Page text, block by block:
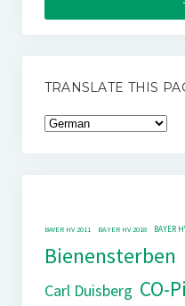
TRANSLATE THIS
BAYER HV 2011 BAYER HV 2018 BAYER
Bienensterben
Carl Duisberg CO-